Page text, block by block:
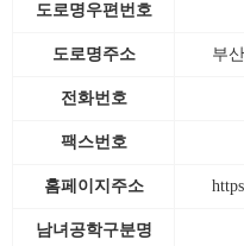
도로명우편번호
도로명주소 부
전화번호
팩스번호
홈페이지주소
남녀공학구분명